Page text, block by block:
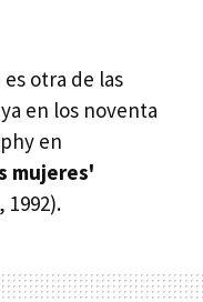
otra de las
en los noventa
en
mujeres'